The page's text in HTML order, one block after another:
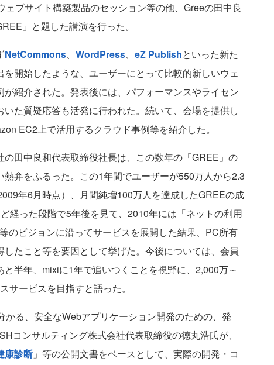
ブサイト構築製品のセッション等の他、Greeの田中良
」と題した講演を行った。
NetCommons、 WordPress、 eZ Publishといった新た
開始したような、ユーザーにとって比較的新しいウェ
紹介された。発表後には、パフォーマンスやライセン
た質疑応答も活発に行われた。続いて、会場を提供し
EC2上で活用するクラウド事例等を紹介した。
田中良和代表取締役社長は、この数年の「GREE」の
弁をふるった。この1年間でユーザーが550万人から2.3
年6月時点）、月間純増100万人を達成したGREEの成
経った段階で5年後を見て、2010年には「ネットの利用
のビジョンに沿ってサービスを展開した結果、PC所有
たこと等を要因として挙げた。今後については、会員
半年、mixiに1年で追いつくことを視野に、2,000万～
サービスを目指すと語った。
る、安全なWebアプリケーション開発のための、発
コンサルティング株式会社代表取締役の徳丸浩氏が、
康診断」等の公開文書をベースとして、実際の開発・コ